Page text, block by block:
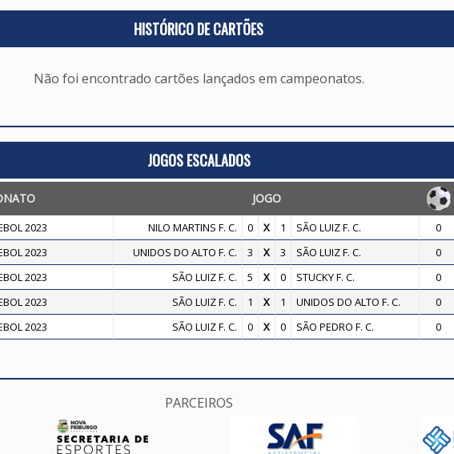
HISTÓRICO DE CARTÕES
Não foi encontrado cartões lançados em campeonatos.
JOGOS ESCALADOS
JOGO
2023 NILO MARTINS F. C. 0 X 1 SÃO LUIZ F. C. 0
2023 UNIDOS DO ALTO F. C. 3 X 3 SÃO LUIZ F. C. 0
2023 SÃO LUIZ F. C. 5 X 0 STUCKY F. C. 0
2023 SÃO LUIZ F. C. 1 X 1 UNIDOS DO ALTO F. C. 0
2023 SÃO LUIZ F. C. 0 X 0 SÃO PEDRO F. C. 0
PARCEIROS